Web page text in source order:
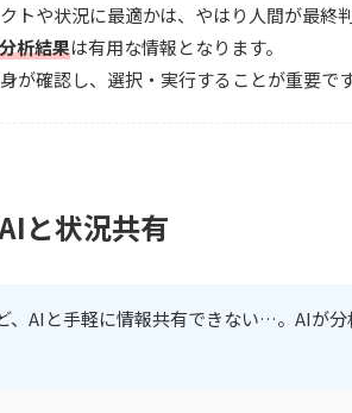
や状況に最適かは、やはり人間が最終
析結果は有用な情報となります。
確認し、選択・実行することが重要です
と状況共有
、AIと手軽に情報共有できない…。AIが